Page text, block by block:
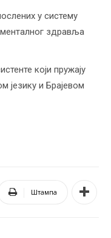
у систему
здравља
који пружају
језику и Брајевом
Штампа